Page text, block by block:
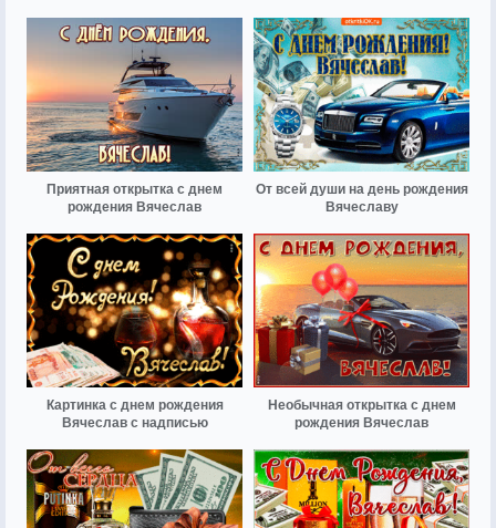
Приятная открытка с днем
рождения Вячеслав
От всей души на день рождения
Вячеславу
Картинка с днем рождения
Вячеслав с надписью
Необычная открытка с днем
рождения Вячеслав